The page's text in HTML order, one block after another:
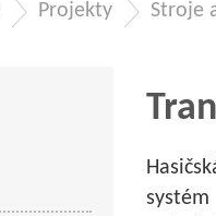
Projekty Stroje